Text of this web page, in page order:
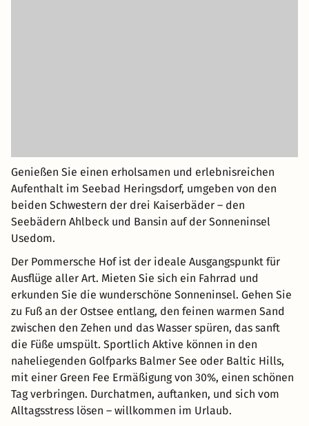
Genießen Sie einen erholsamen und erlebnisreichen
Aufenthalt im Seebad Heringsdorf, umgeben von den
beiden Schwestern der drei Kaiserbäder – den
Seebädern Ahlbeck und Bansin auf der Sonneninsel
Usedom.
Der Pommersche Hof ist der ideale Ausgangspunkt für
Ausflüge aller Art. Mieten Sie sich ein Fahrrad und
erkunden Sie die wunderschöne Sonneninsel. Gehen Sie
zu Fuß an der Ostsee entlang, den feinen warmen Sand
zwischen den Zehen und das Wasser spüren, das sanft
die Füße umspült. Sportlich Aktive können in den
naheliegenden Golfparks Balmer See oder Baltic Hills,
mit einer Green Fee Ermäßigung von 30%, einen schönen
Tag verbringen. Durchatmen, auftanken, und sich vom
Alltagsstress lösen – willkommen im Urlaub.